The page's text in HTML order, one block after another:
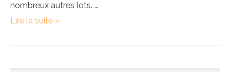
nombreux autres lots. …
Loto
fêtes
Lire la suite »